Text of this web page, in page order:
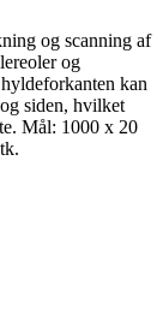
og scanning af
og
kan
siden, hvilket
Mål: 1000 x 20